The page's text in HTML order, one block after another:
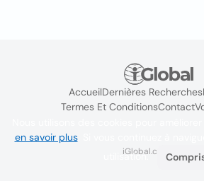
AccueilDernières Recherches
Termes Et ConditionsContact
iGlobal.co @ 2024
en savoir plus. Si vous continuez à
utilisation.